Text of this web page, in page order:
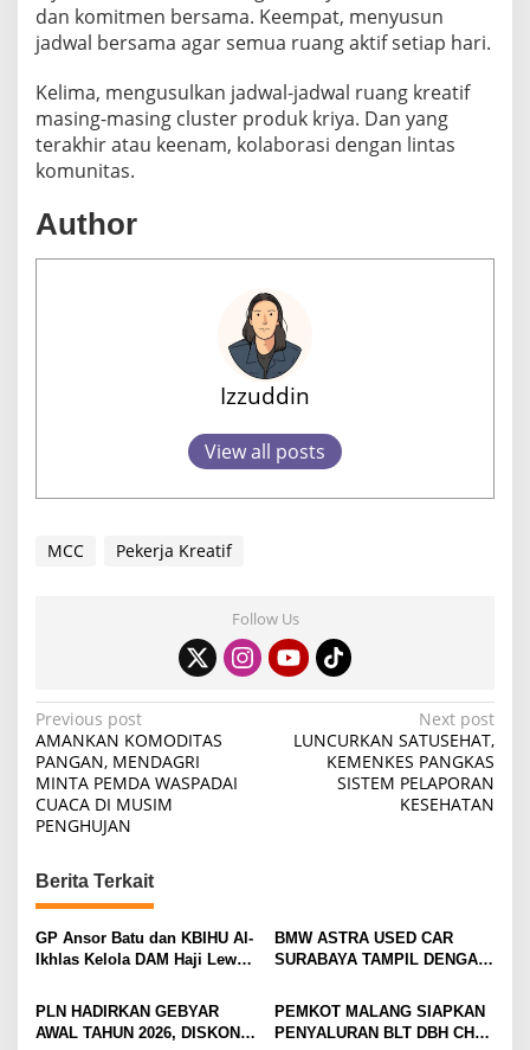
dan komitmen bersama. Keempat, menyusun
jadwal bersama agar semua ruang aktif setiap hari.
Kelima, mengusulkan jadwal-jadwal ruang kreatif
masing-masing cluster produk kriya. Dan yang
terakhir atau keenam, kolaborasi dengan lintas
komunitas.
Author
Izzuddin
View all posts
MCC Pekerja Kreatif
Follow Us
P
o
s
t
a
v
i
a
Previous post
AMANKAN KOMODITAS
PANGAN, MENDAGRI
MINTA PEMDA WASPADAI
CUACA DI MUSIM
PENGHUJAN
Next post
LUNCURKAN SATUSEHAT,
KEMENKES PANGKAS
SISTEM PELAPORAN
KESEHATAN
Berita Terkait
GP Ansor Batu dan KBIHU Al-
Ikhlas Kelola DAM Haji Lewat
BMW ASTRA USED CAR
SURABAYA TAMPIL DENGAN
PELANGGAN DI JATIM
DENGAN FASILITAS
PLN HADIRKAN GEBYAR
AWAL TAHUN 2026, DISKON
PEMKOT MALANG SIAPKAN
PENYALURAN BLT DBH CHT